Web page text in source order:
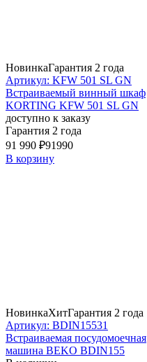
НовинкаГарантия 2 года
Артикул: KFW 501 SL GN
Встраиваемый винный шкаф
KORTING KFW 501 SL GN
доступно к заказу
Гарантия 2 года
91 990 ₽91990
В корзину
НовинкаХитГарантия 2 года
Артикул: BDIN15531
Встраиваемая посудомоечная
машина BEKO BDIN155